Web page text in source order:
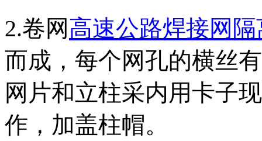
2.卷网高速公路焊接网
而成，每个网孔的横丝
网片和立柱采内用卡子
作，加盖柱帽。